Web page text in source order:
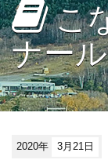
こ
ナー
2020年 3月21日